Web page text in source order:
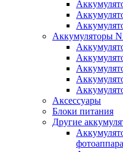
Аккумуляторы
Аксессуары
Блоки питания
Другие